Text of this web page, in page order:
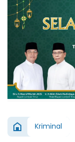
Kriminal